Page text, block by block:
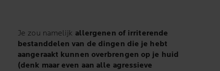
Je zou namelijk allergenen of irriterende
bestanddelen van de dingen die je hebt
aangeraakt kunnen overbrengen op je huid
(denk maar even aan alle agressieve